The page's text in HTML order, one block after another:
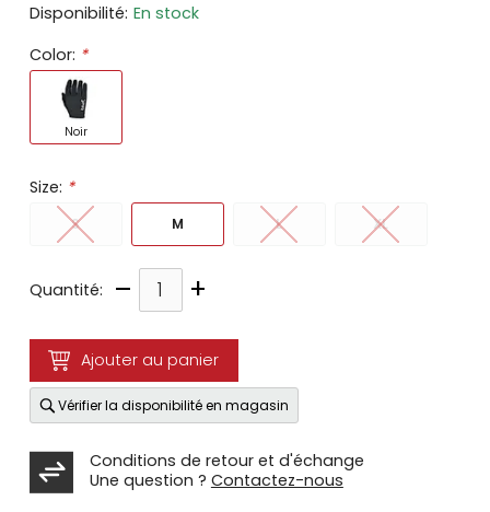
Disponibilité: En stock
Color: *
Noir
Size: *
S M L XL
Quantité: – +
Ajouter au panier
Vérifier la disponibilité en magasin
Conditions de retour et d'échange
Une question ? Contactez-nous